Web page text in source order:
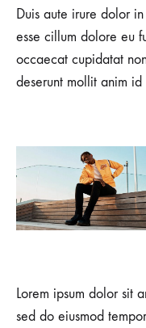
Duis aute irure dolor
esse cillum dolore eu
occaecat cupidatat
deserunt mollit anim id
Lorem ipsum dolor sit
sed do eiusmod